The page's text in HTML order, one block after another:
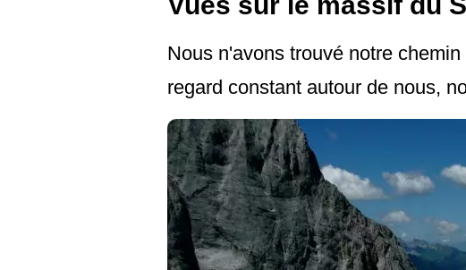
Nous n'avons trouvé notre
regard constant autour de nous,